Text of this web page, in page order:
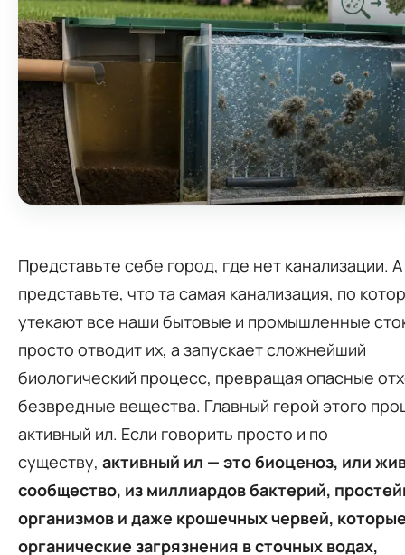
Представьте себе город, где нет канализации.
представьте, что та самая канализация, по
утекают все наши бытовые и промышленные
просто отводит их, а запускает сложнейший
биологический процесс, превращая опасные
безвредные вещества. Главный герой этого
активный ил. Если говорить просто и по
существу, активный ил — это биоценоз, или
сообщество, из миллиардов бактерий,
организмов и даже крошечных червей,
органические загрязнения в сточных водах,